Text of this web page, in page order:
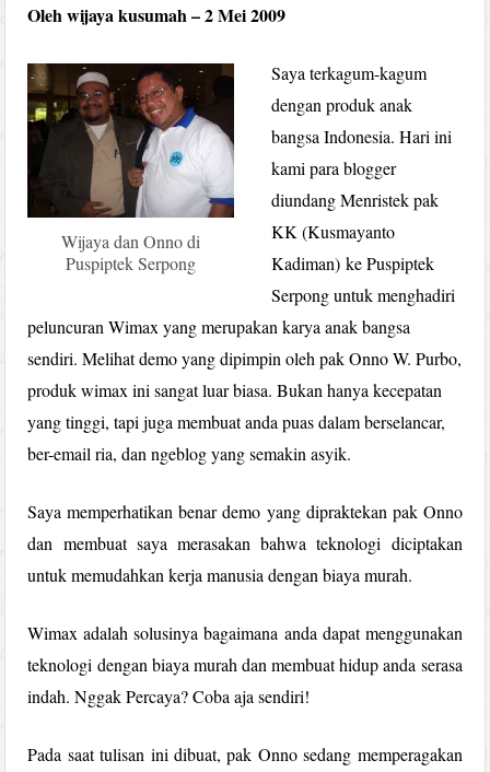
Oleh wijaya kusumah – 2 Mei 2009
Wijaya dan Onno di
Puspiptek Serpong
Saya terkagum-kagum
dengan produk anak
bangsa Indonesia. Hari ini
kami para blogger
diundang Menristek pak
KK (Kusmayanto
Kadiman) ke Puspiptek
Serpong untuk menghadiri
peluncuran Wimax yang merupakan karya anak bangsa
sendiri. Melihat demo yang dipimpin oleh pak Onno W. Purbo,
produk wimax ini sangat luar biasa. Bukan hanya kecepatan
yang tinggi, tapi juga membuat anda puas dalam berselancar,
ber-email ria, dan ngeblog yang semakin asyik.
Saya memperhatikan benar demo yang dipraktekan pak Onno
dan membuat saya merasakan bahwa teknologi diciptakan
untuk memudahkan kerja manusia dengan biaya murah.
Wimax adalah solusinya bagaimana anda dapat menggunakan
teknologi dengan biaya murah dan membuat hidup anda serasa
indah. Nggak Percaya? Coba aja sendiri!
Pada saat tulisan ini dibuat, pak Onno sedang memperagakan